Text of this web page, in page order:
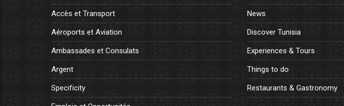
Accès et Transport
Aéroports et Aviation
Ambassades et Consulats
Argent
Specificity
News
Discover Tunisia
Experiences & Tours
Things to do
Restaurants & Gastronomy